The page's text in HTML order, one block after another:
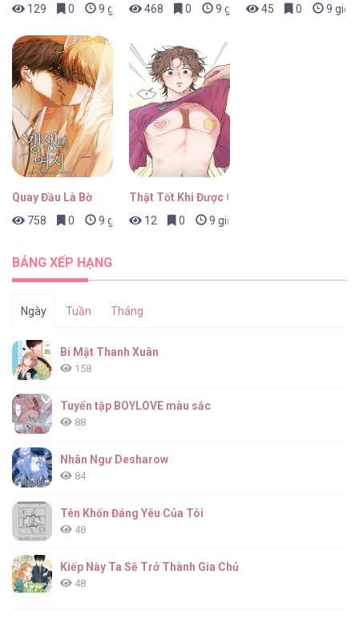
129
0 9 giờ trước468
0 9 giờ trước
45
0 9 giờ
Quay Đầu Là Bờ
758
0 9 giờ trước
Thật Tốt Khi Được Gặp Em
12
0 9 giờ trước
BẢNG XẾP HẠNG
Ngày Tuần Tháng
Bí Mật Thanh Xuân
158
Tuyển tập BOYLOVE màu sắc
88
Nhân Ngư Desharow
84
Tên Khốn Đáng Yêu Của Tôi
48
Kiếp Này Ta Sẽ Trở Thành Gia Chủ
48